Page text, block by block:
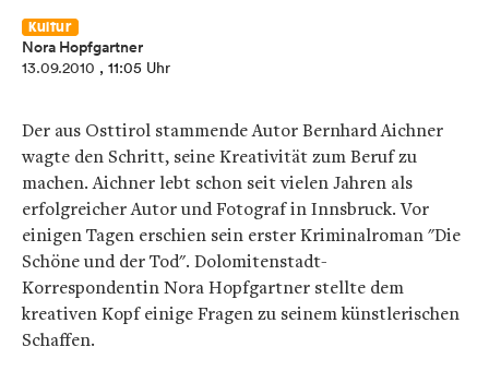
Kultur
Nora Hopfgartner
13.09.2010 , 11:05 Uhr
Der aus Osttirol stammende Autor Bernhard Aichner
wagte den Schritt, seine Kreativität zum Beruf zu
machen. Aichner lebt schon seit vielen Jahren als
erfolgreicher Autor und Fotograf in Innsbruck. Vor
einigen Tagen erschien sein erster Kriminalroman "Die
Schöne und der Tod". Dolomitenstadt-
Korrespondentin Nora Hopfgartner stellte dem
kreativen Kopf einige Fragen zu seinem künstlerischen
Schaffen.